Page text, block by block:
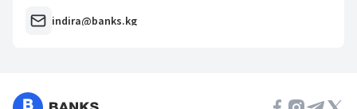
indira@banks.kg